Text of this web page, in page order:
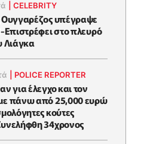
|CELEBRITY
υπέγραψε
στο πλευρό
Λιάγκα
POLICE REPORTER
για έλεγχο και τον
πάνω από 25,000 ευρώ
κούτες
34χρονος